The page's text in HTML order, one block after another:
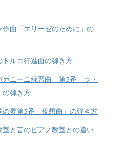
作曲「エリーゼのために」の
トルコ行進曲の弾き方
ニーニ練習曲 第3番「ラ・
の弾き方
の夢第3番 夜想曲」の弾き方
室と昔のピアノ教室との違い